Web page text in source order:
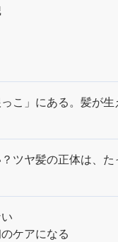
こ」にある。髪が
ツヤ髪の正体は、た
復しない
ケアになる